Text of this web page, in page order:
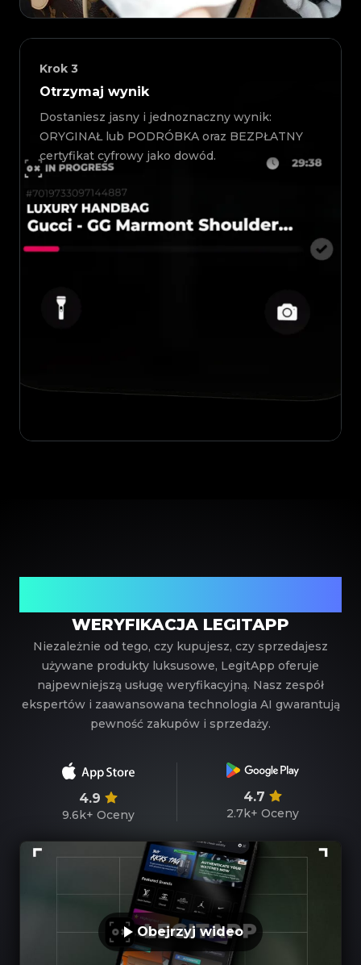
Krok 3
Otrzymaj wynik
Dostaniesz jasny i jednoznaczny wynik:
ORYGINAŁ lub PODRÓBKA oraz BEZPŁATNY
certyfikat cyfrowy jako dowód.
WERYFIKACJA LEGITAPP
Niezależnie od tego, czy kupujesz, czy sprzedajesz
używane produkty luksusowe, LegitApp oferuje
najpewniejszą usługę weryfikacyjną. Nasz zespół
ekspertów i zaawansowana technologia AI gwarantują
pewność zakupów i sprzedaży.
4.9
9.6k+ Oceny
4.7
2.7k+ Oceny
Obejrzyj wideo